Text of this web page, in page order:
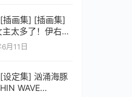
插画集] [插画集]
主太多了！伊右群
月11日
定集] 汹涌海豚
WAVE